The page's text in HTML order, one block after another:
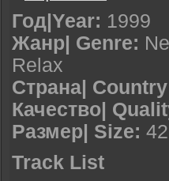
Год|Year: 1999
Жанр| Genre:
Relax
Страна|
Качество|
Размер| Size:
Track List